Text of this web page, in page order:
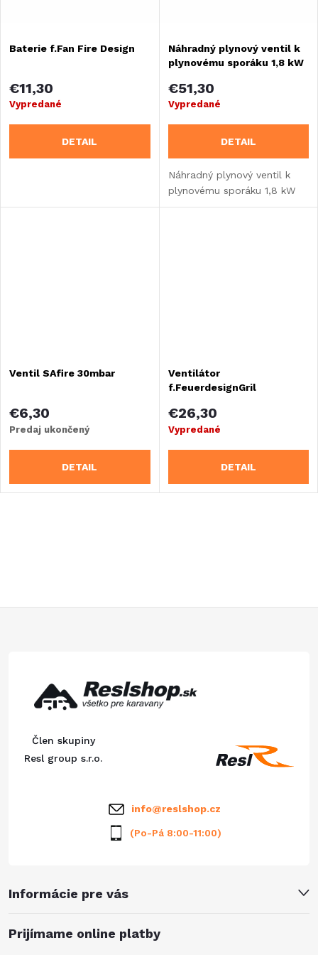
Baterie f.Fan Fire Design
€11,30
Vypredané
DETAIL
Náhradný plynový ventil k
plynovému sporáku 1,8 kW
€51,30
Vypredané
DETAIL
Náhradný plynový ventil k
plynovému sporáku 1,8 kW
Ventil SAfire 30mbar
€6,30
Predaj ukončený
DETAIL
Ventilátor
f.FeuerdesignGril
€26,30
Vypredané
DETAIL
y
v
Informácie pre vás
Člen skupiny
Resl group s.r.o.
info@reslshop.cz
(Po-Pá 8:00-11:00)
Prijímame online platby